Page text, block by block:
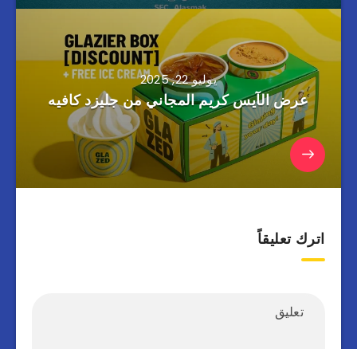
يوليو 22, 2025
عرض الآيس كريم المجاني من جليزد كافيه
اترك تعليقاً